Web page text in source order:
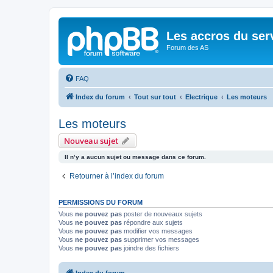
Les accros du
Forum des AS
FAQ
Index du forum Tout sur tout Electrique Les moteurs
Les moteurs
Nouveau sujet
Il n’y a aucun sujet ou message dans ce forum.
Retourner à l’index du forum
PERMISSIONS DU FORUM
Vous ne pouvez pas poster de nouveaux sujets
Vous ne pouvez pas répondre aux sujets
Vous ne pouvez pas modifier vos messages
Vous ne pouvez pas supprimer vos messages
Vous ne pouvez pas joindre des fichiers